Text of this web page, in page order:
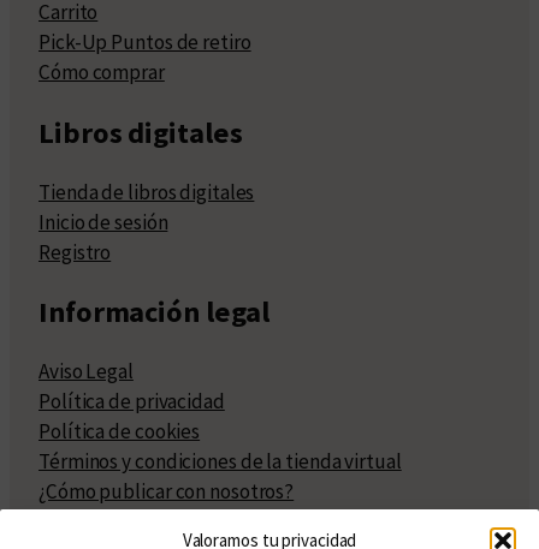
Valoramos tu privacidad
Carrito
Pick-Up Puntos de retiro
Cómo comprar
Libros digitales
Tienda de libros digitales
Inicio de sesión
Registro
Información legal
Aviso Legal
Política de privacidad
Política de cookies
Términos y condiciones de la tienda virtual
¿Cómo publicar con nosotros?